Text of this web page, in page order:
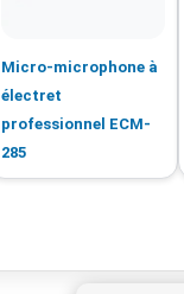
Micro-microphone à
électret
professionnel ECM-
285